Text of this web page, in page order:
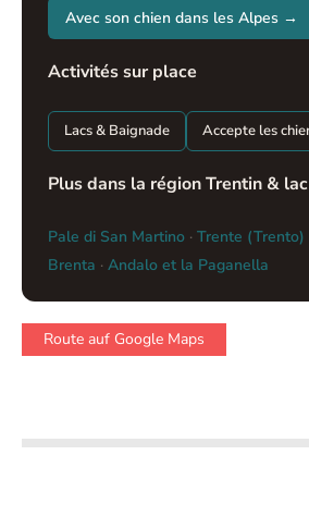
Avec son chien dans les Alpes →
Activités sur place
Lacs & Baignade Accepte les
Plus dans la région Trentin &
Pale di San Martino · Trente (Trento)
Brenta · Andalo et la Paganella
Route auf Google Maps